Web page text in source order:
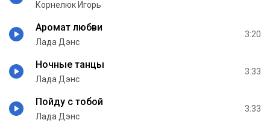
Корнелюк Игорь
Аромат любви
Лада Дэнс
3:20
Ночные танцы
Лада Дэнс
3:33
Пойду с тобой
Лада Дэнс
3:33